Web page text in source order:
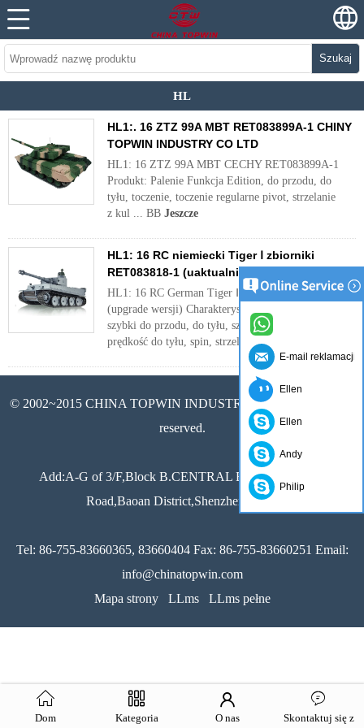
Szukaj
HL
HL1:. 16 ZTZ 99A MBT RET083899A-1 CHINY
TOPWIN INDUSTRY CO LTD
HL1: 16 ZTZ 99A MBT CECHY RET083899A-1
Produkt: Palenie Funkcja Edition, do przodu, do
tyłu, toczenie, toczenie regularne pivot, strzelanie
z kul ... BB Jeszcze
HL1: 16 RC niemiecki Tiger Ⅰ zbiorniki
RET083818-1 (uaktualnić wersję)
HL1: 16 RC German Tiger Ⅰ zbiorniki 3818-1
(upgrade wersji) Charakterystyka: do przodu,
szybki do przodu, do tyłu, szybkie do tyłu,
prędkość do tyłu, spin, strzelać ...Jeszcze
© 2002~2015 CHINA TOPWIN INDUSTRY CO.,LTD All rights
reserved.
Add:A-G of 3/F,Block B.CENTRAL Building,Xixiang
Road,Baoan District,Shenzhen,China
Tel: 86-755-83660365, 83660404 Fax: 86-755-83660251 Email:
info@chinatopwin.com
Mapa strony
LLms LLms pełne
Dom Kategoria O nas
Skontaktuj się z
E-mail reklamacji
Ellen
Ellen
Andy
Philip